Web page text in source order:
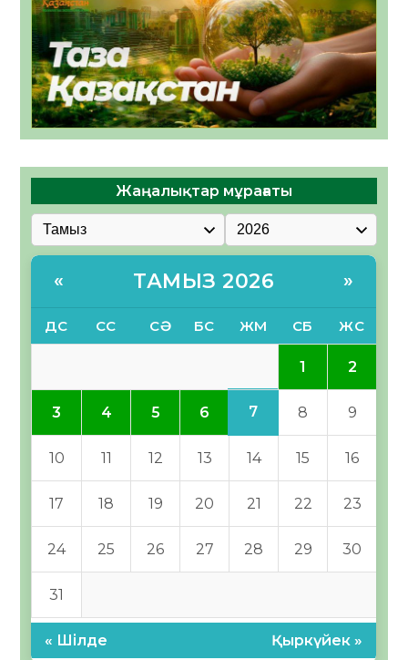
Жаңалықтар мұрағаты
« ТАМЫЗ 2026 »
ДС СС СӘ БС ЖМ СБ ЖС
1 2
3 4 5 6 7 8 9
10 11 12 13 14 15 16
17 18 19 20 21 22 23
24 25 26 27 28 29 30
31
« Шілде Қыркүйек »